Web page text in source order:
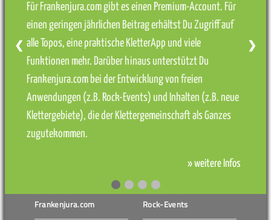
Für Frankenjura.com gibt es einen Premium-Account. Für
einen geringen jährlichen Beitrag erhältst Du Zugriff auf
alle Topos, eine praktische KletterApp und viele
Funktionen mehr. Darüber hinaus unterstützt Du
Frankenjura.com bei der Entwicklung von freien
Anwendungen (z.B. Rock-Events) und Inhalten (z.B. neue
Klettergebiete), die der Klettergemeinschaft als Ganzes
zugutekommen.
» weitere Infos
❮ ❯
Frankenjura.com Rock-Events